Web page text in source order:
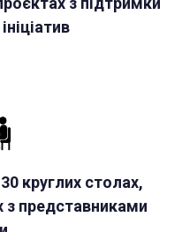
круглих столах,
з представниками